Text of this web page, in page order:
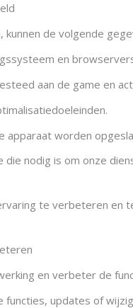
de volgende
en
aan de game en
apparaat worden
die nodig is om onze
te verbeteren en
en verbeter de
updates of